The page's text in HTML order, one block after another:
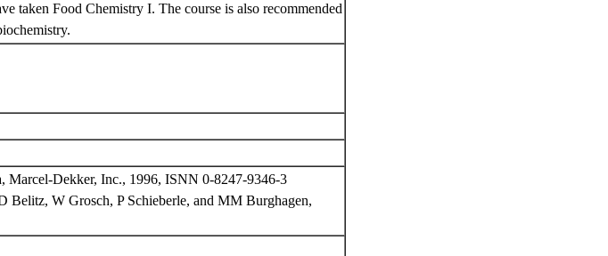
taken Food Chemistry I. The course is also recommended
Marcel-Dekker, Inc., 1996, ISNN 0-8247-9346-3
Belitz, W Grosch, P Schieberle, and MM Burghagen,